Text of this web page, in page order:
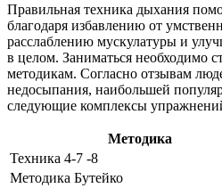
Правильная техника дыхания
благодаря избавлению от
расслаблению мускулатуры и
в целом. Заниматься необходимо
методикам. Согласно отзывам
недосыпания, наибольшей
следующие комплексы
Методика
Техника 4-7 -8
Методика Бутейко